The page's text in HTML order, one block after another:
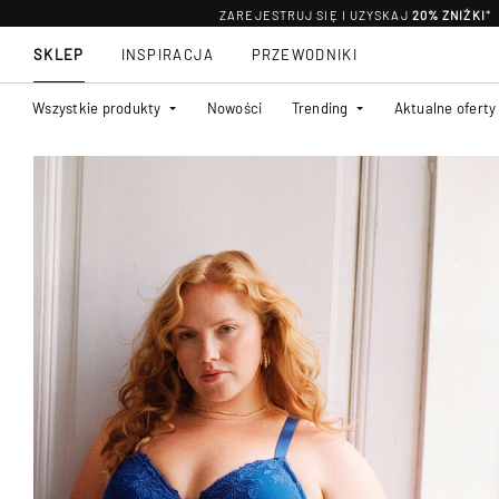
ZAREJESTRUJ SIĘ I UZYSKAJ 20% ZNIŻKI*
SKLEP
Wszystkie produkty Nowości Trending Aktualne oferty
INSPIRACJA PRZEWODNIKI